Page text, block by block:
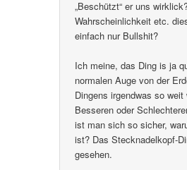
„Beschützt“ er uns
Wahrscheinlichkeit etc.
einfach nur Bullshit?
Ich meine, das Ding is ja
normalen Auge von der
Dingens irgendwas so
Besseren oder
ist man sich so sicher,
ist? Das Stecknadelkopf-
gesehen.